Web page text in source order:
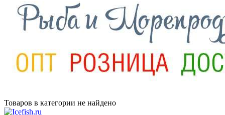
Товаров в категории не найдено